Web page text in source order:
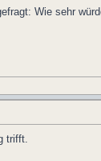
Wie sehr
trifft.